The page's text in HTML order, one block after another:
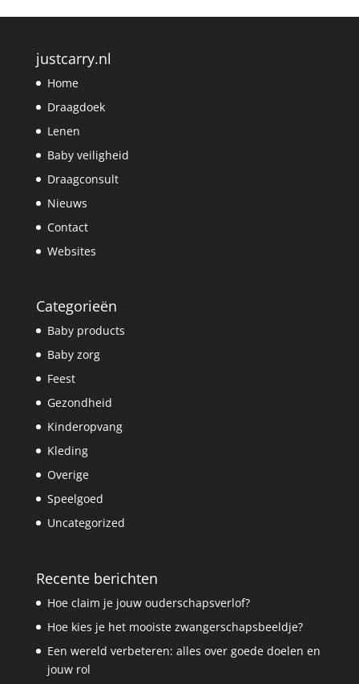
justcarry.nl
Home
Draagdoek
Lenen
Baby veiligheid
Draagconsult
Nieuws
Contact
Websites
Categorieën
Baby products
Baby zorg
Feest
Gezondheid
Kinderopvang
Kleding
Overige
Speelgoed
Uncategorized
Recente berichten
Hoe claim je jouw ouderschapsverlof?
Hoe kies je het mooiste zwangerschapsbeeldje?
Een wereld verbeteren: alles over goede doelen en
jouw rol